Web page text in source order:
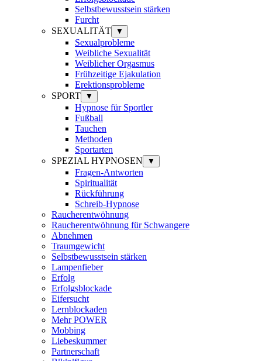
Selbstbewusstsein stärken
Furcht
SEXUALITÄT
▼
Sexualprobleme
Weibliche Sexualität
Weiblicher Orgasmus
Frühzeitige Ejakulation
Erektionsprobleme
SPORT
▼
Hypnose für Sportler
Fußball
Tauchen
Methoden
Sportarten
SPEZIAL HYPNOSEN
▼
Fragen-Antworten
Spiritualität
Rückführung
Schreib-Hypnose
Raucherentwöhnung
Raucherentwöhnung für Schwangere
Abnehmen
Traumgewicht
Selbstbewusstsein stärken
Lampenfieber
Erfolg
Erfolgsblockade
Eifersucht
Lernblockaden
Mehr POWER
Mobbing
Liebeskummer
Partnerschaft